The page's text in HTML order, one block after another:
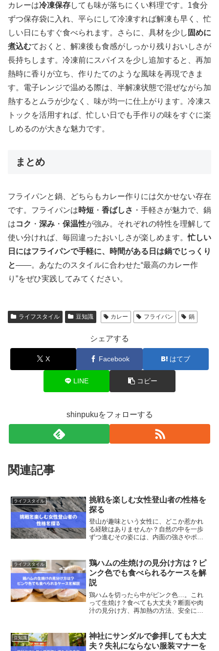
カレーは冷凍保存しても味が落ちにくい料理です。1食分
ずつ保存袋に入れ、平らにして冷凍すれば解凍も早く、忙
しい日にもすぐ食べられます。さらに、具材を少し 固めに
煮込むておくと、解凍後も食感がしっかり残りおいしさが
長持ちします。冷凍前にスパイスを少し追加すると、再加
熱時に香りが立ち、作りたてのような風味を再現できま
す。電子レンジで温める際は、半解凍状態で混ぜながら加
熱するとムラが少なく、味が均一に仕上がります。冷凍ス
トックを活用すれば、忙しい日でも手作りの味をすぐに楽
しめるのが大きな魅力です。
まとめ
フライパンと鍋、どちらもカレー作りには欠かせない存在
です。フライパンは時短 ・ 香ばしさ ・手軽さが魅力で、鍋
はコク ・ 深み ・ 保温性が強み。それぞれの特性を理解して
使い分ければ、毎回違ったおいしさが楽しめます。忙しい
日にはフライパンで手軽に、時間がある日は鍋でじっくり
と——。あなたのスタイルに合わせた“最高のカレー作
り”をぜひ実践してみてください。
ライフスタイル 豆知識 カレー フライパン 鍋
シェアする
X Facebook はてブ
LINE コピー
shinpukuをフォローする
関連記事
ライフスタイル
挑戦を楽しむ女性登山者の性格を
探る
登山が趣味という女性に、どこか惹かれ
る経験はありませんか？自然の中を一歩
ずつ進むその姿には、内面の強さやポジ
に注目し、登山を愛する女性たちの魅力
やスピリチュアルな側...
ライフスタイル
鶏ハムの生焼けの見分け方は？ピ
ンク色でも食べられるケースを解
説
鶏ハムを切ったら中がピンク色…。これ
って生焼け？食べても大丈夫？断面や肉
汁の見分け方、再加熱の方法、安全に食
豆知識
神社にサンダルで参拝しても大丈
夫？失礼にならない服装マナーを